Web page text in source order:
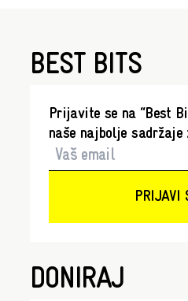
BEST BITS
Prijavite se na “Best
naše najbolje sadržaje
PRIJAVI
DONIRAJ